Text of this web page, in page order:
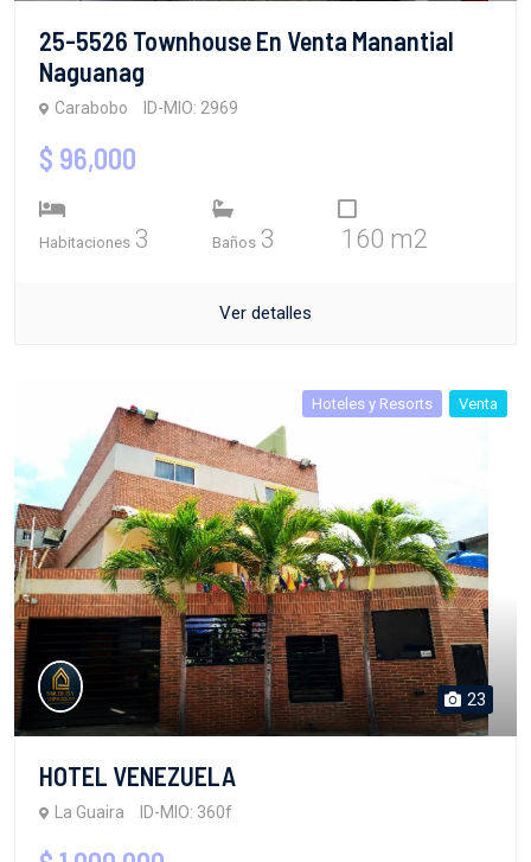
25-5526 Townhouse En Venta Manantial
Naguanag
Carabobo ID-MIO: 2969
$ 96,000
Habitaciones 3 Baños 3 160 m2
Ver detalles
Hoteles y Resorts Venta
23
HOTEL VENEZUELA
La Guaira ID-MIO: 360f